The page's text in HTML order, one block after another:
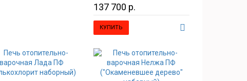
137 700 р.
КУПИТЬ